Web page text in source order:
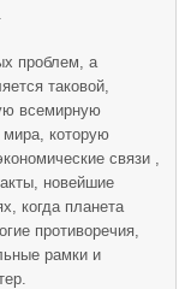
проблем, а
таковой,
всемирную
которую
связи ,
новейшие
когда планета
противоречия,
рамки и